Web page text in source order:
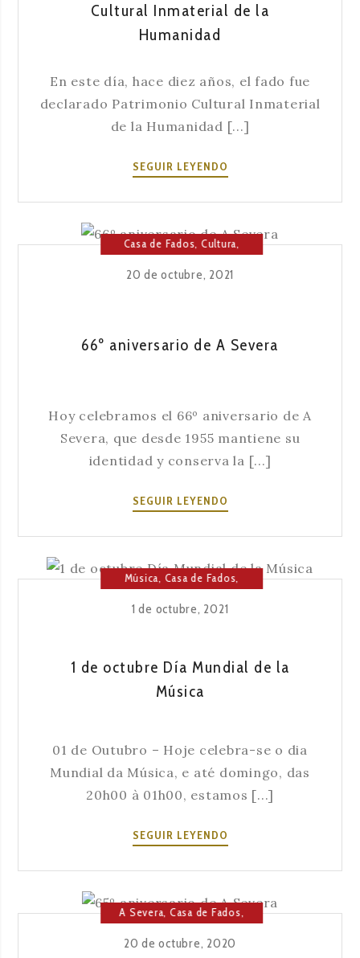
Cultural Inmaterial de la
Humanidad
En este día, hace diez años, el fado fue
declarado Patrimonio Cultural Inmaterial
de la Humanidad [...]
SEGUIR LEYENDO
FUE
PATRIMONIO
INMATERIAL
HUMANIDAD
Casa de Fados,Cultura,
20 de octubre, 2021
66º aniversario de A Severa
Hoy celebramos el 66º aniversario de A
Severa, que desde 1955 mantiene su
identidad y conserva la [...]
SEGUIR LEYENDO
DE
SEVERA
Música, Casa de Fados,
1 de octubre, 2021
1 de octubre Día Mundial de la
Música
01 de Outubro – Hoje celebra-se o dia
Mundial da Música, e até domingo, das
20h00 à 01h00, estamos [...]
SEGUIR LEYENDO
OCTUBRE
MUNDIAL
LA
A Severa,Casa de Fados,
20 de octubre, 2020